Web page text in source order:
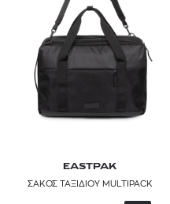
EASTPAK
ΣΑΚΟΣ ΤΑΞΙΔΙΟΥ MULTIPACK